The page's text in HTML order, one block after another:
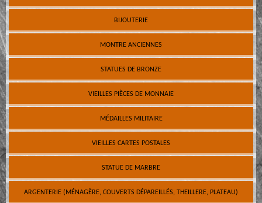
BIJOUTERIE
MONTRE ANCIENNES
STATUES DE BRONZE
VIEILLES PIÈCES DE MONNAIE
MÉDAILLES MILITAIRE
VIEILLES CARTES POSTALES
STATUE DE MARBRE
ARGENTERIE (MÉNAGÈRE, COUVERTS DÉPAREILLÉS, THEILLERE, PLATEAU)